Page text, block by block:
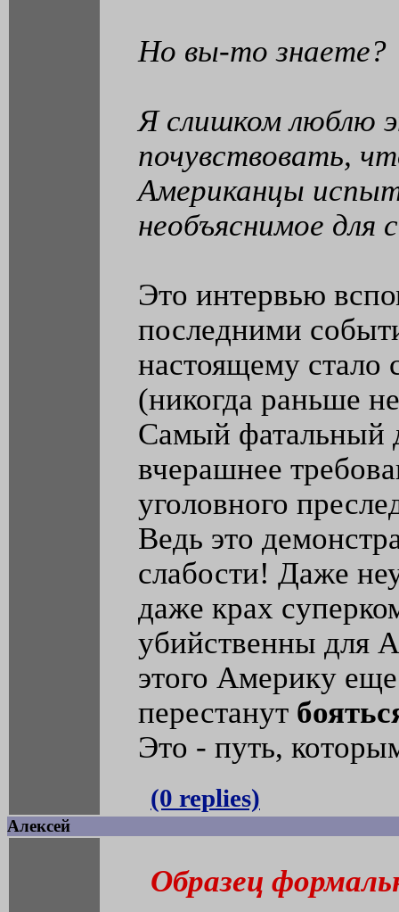
Но вы-то знаете?
Я слишком люблю
почувствовать,
Американцы
необъяснимое для
Это интервью
последними
настоящему стало
(никогда раньше
Самый фатальный
вчерашнее
уголовного
Ведь это
слабости! Даже
даже крах
убийственны для
этого Америку
перестанут
Это - путь,
(0 replies)
Алексей
Образец